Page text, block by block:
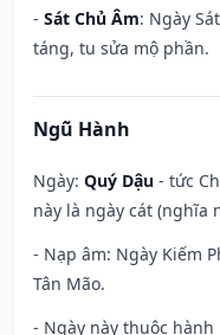
- Sát Chủ Âm: Ngày
táng, tu sửa mộ phần.
Ngũ Hành
Ngày: Quý Dậu - tức
này là ngày cát (nghĩa
- Nạp âm: Ngày Kiếm
Tân Mão.
- Ngày này thuộc